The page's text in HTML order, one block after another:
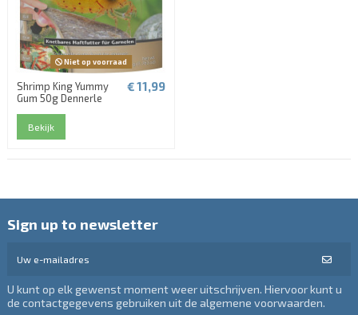
Niet op voorraad
Shrimp King Yummy
Gum 50g Dennerle
€ 11,99
Bekijk
Sign up to newsletter
U kunt op elk gewenst moment weer uitschrijven. Hiervoor kunt u
de contactgegevens gebruiken uit de algemene voorwaarden.